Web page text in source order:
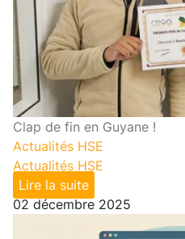
Clap de fin en Guyane !
Actualités HSE
Actualités HSE
Lire la suite
02 décembre 2025